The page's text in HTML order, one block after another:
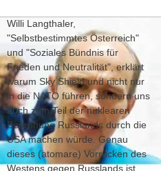
Willi Langthaler,
"Selbstbestimmtes Österreich"
und "Soziales Bündnis für
Frieden und Neutralität", erklärt
warum Sky Shield und nicht nur
in die NATO führen, sondern uns
auch zum Teil der nuklearen
Bedrohung Russlands durch die
USA machen würde. Genau
dieses (atomare) Vorrücken des
Westens gegen Russlands ist